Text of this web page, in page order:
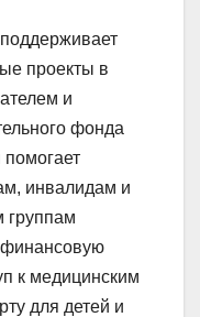
проекты в
и
фонда
помогает
инвалидам и
группам
финансовую
к медицинским
для детей и